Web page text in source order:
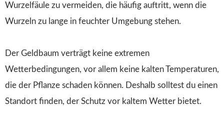
Wurzelfäule zu vermeiden, die häufig auftritt, wenn die
Wurzeln zu lange in feuchter Umgebung stehen.
Der Geldbaum verträgt keine extremen
Wetterbedingungen, vor allem keine kalten Temperaturen,
die der Pflanze schaden können. Deshalb solltest du einen
Standort finden, der Schutz vor kaltem Wetter bietet.